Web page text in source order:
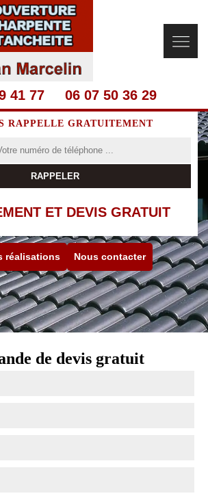
41 77 06 07 50 36 29
RAPPELLE GRATUITEMENT
ET DEVIS GRATUIT
réalisations Nous contacter
de devis gratuit